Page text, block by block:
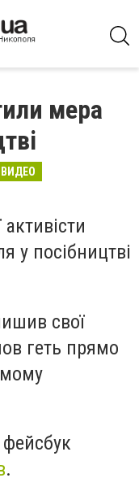
мера
ВИДЕО
у посібництві
свої
геть прямо
фейсбук
.